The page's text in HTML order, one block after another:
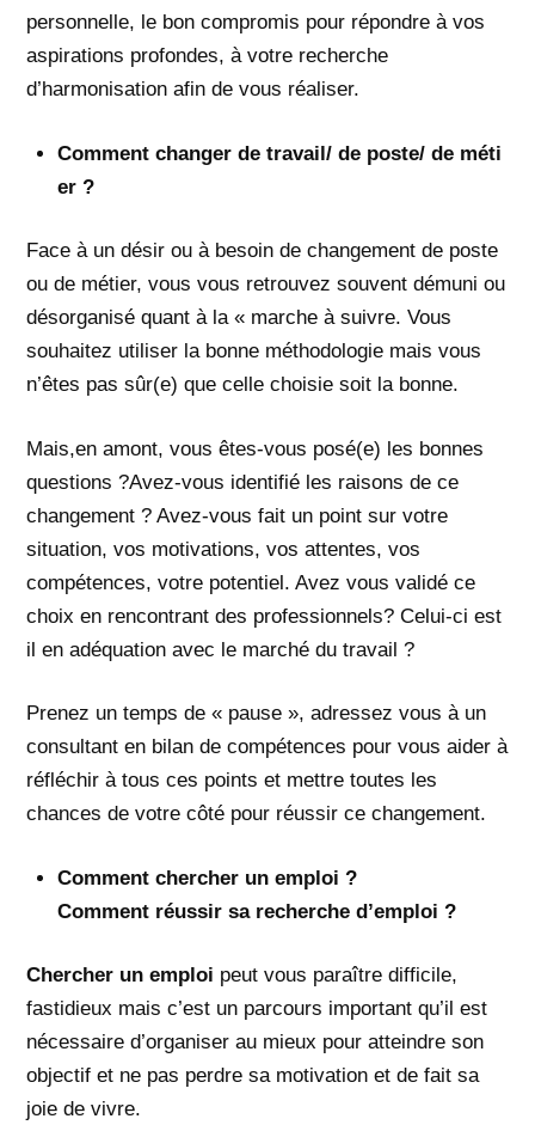
personnelle, le bon compromis pour répondre à vos
aspirations profondes, à votre recherche
d’harmonisation afin de vous réaliser.
Comment changer de travail/ de poste/ de méti
er ?
Face à un désir ou à besoin de changement de poste
ou de métier, vous vous retrouvez souvent démuni ou
désorganisé quant à la « marche à suivre. Vous
souhaitez utiliser la bonne méthodologie mais vous
n’êtes pas sûr(e) que celle choisie soit la bonne.
Mais,en amont, vous êtes-vous posé(e) les bonnes
questions ?Avez-vous identifié les raisons de ce
changement ? Avez-vous fait un point sur votre
situation, vos motivations, vos attentes, vos
compétences, votre potentiel. Avez vous validé ce
choix en rencontrant des professionnels? Celui-ci est
il en adéquation avec le marché du travail ?
Prenez un temps de « pause », adressez vous à un
consultant en bilan de compétences pour vous aider à
réfléchir à tous ces points et mettre toutes les
chances de votre côté pour réussir ce changement.
Comment chercher un emploi ?
Comment réussir sa recherche d’emploi ?
Chercher un emploi peut vous paraître difficile,
fastidieux mais c’est un parcours important qu’il est
nécessaire d’organiser au mieux pour atteindre son
objectif et ne pas perdre sa motivation et de fait sa
joie de vivre.